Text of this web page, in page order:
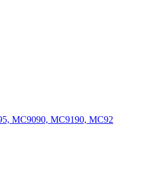
MC9090, MC9190, MC92